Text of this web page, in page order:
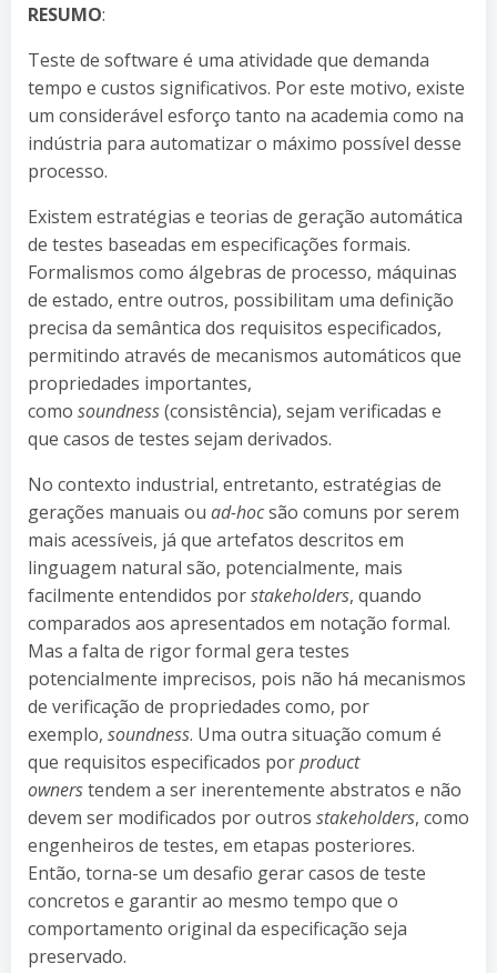
RESUMO:
Teste de software é uma atividade que demanda
tempo e custos significativos. Por este motivo, existe
um considerável esforço tanto na academia como na
indústria para automatizar o máximo possível desse
processo.
Existem estratégias e teorias de geração automática
de testes baseadas em especificações formais.
Formalismos como álgebras de processo, máquinas
de estado, entre outros, possibilitam uma definição
precisa da semântica dos requisitos especificados,
permitindo através de mecanismos automáticos que
propriedades importantes,
como soundness(consistência), sejam verificadas e
que casos de testes sejam derivados.
No contexto industrial, entretanto, estratégias de
gerações manuais ou ad-hocsão comuns por serem
mais acessíveis, já que artefatos descritos em
linguagem natural são, potencialmente, mais
facilmente entendidos porstakeholders, quando
comparados aos apresentados em notação formal.
Mas a falta de rigor formal gera testes
potencialmente imprecisos, pois não há mecanismos
de verificação de propriedades como, por
exemplo, soundness. Uma outra situação comum é
que requisitos especificados porproduct
ownerstendem a ser inerentemente abstratos e não
devem ser modificados por outros stakeholders, como
engenheiros de testes, em etapas posteriores.
Então, torna-se um desafio gerar casos de teste
concretos e garantir ao mesmo tempo que o
comportamento original da especificação seja
preservado.